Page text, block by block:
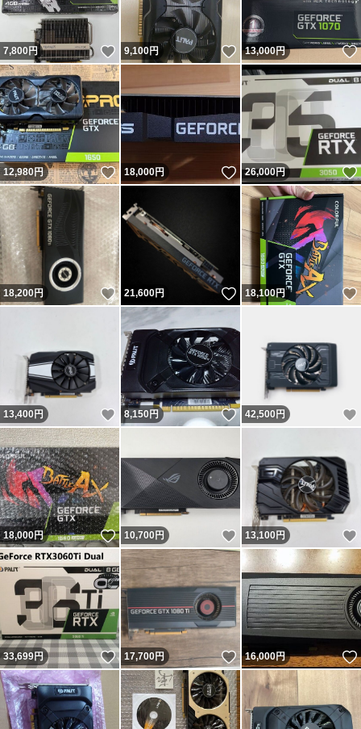
7,800円 いいね！
9,100円 いいね！
13,000円
12,980円 いいね！
18,000円 いいね！
26,000円
18,200円 いいね！
21,600円 いいね！
18,100円
13,400円 いいね！
8,150円 いいね！
42,500 円
18,000円 いいね！
10,700円 いいね！
13,100円
33,699円 いいね！
17,700円 いいね！
16,000円